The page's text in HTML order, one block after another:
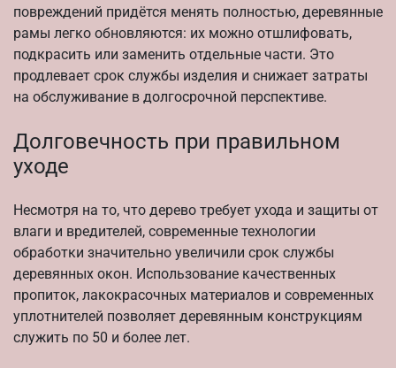
повреждений придётся менять полностью, деревянные
рамы легко обновляются: их можно отшлифовать,
подкрасить или заменить отдельные части. Это
продлевает срок службы изделия и снижает затраты
на обслуживание в долгосрочной перспективе.
Долговечность при правильном
уходе
Несмотря на то, что дерево требует ухода и защиты от
влаги и вредителей, современные технологии
обработки значительно увеличили срок службы
деревянных окон. Использование качественных
пропиток, лакокрасочных материалов и современных
уплотнителей позволяет деревянным конструкциям
служить по 50 и более лет.